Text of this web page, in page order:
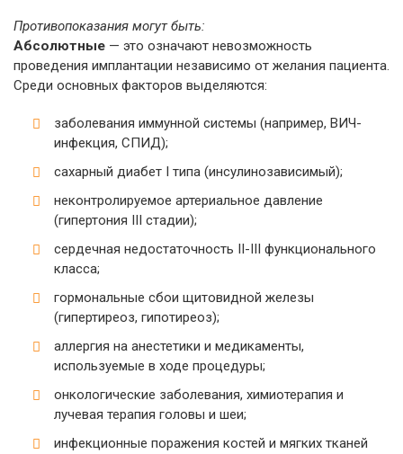
Противопоказания могут быть:
Абсолютные — это означают невозможность
проведения имплантации независимо от желания пациента.
Среди основных факторов выделяются:
заболевания иммунной системы (например, ВИЧ-
инфекция, СПИД);
сахарный диабет I типа (инсулинозависимый);
неконтролируемое артериальное давление
(гипертония III стадии);
сердечная недостаточность II-III функционального
класса;
гормональные сбои щитовидной железы
(гипертиреоз, гипотиреоз);
аллергия на анестетики и медикаменты,
используемые в ходе процедуры;
онкологические заболевания, химиотерапия и
лучевая терапия головы и шеи;
инфекционные поражения костей и мягких тканей